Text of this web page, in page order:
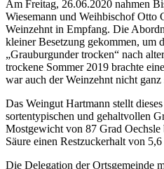
Am Freitag, 26.06.2020 nahmen
Wiesemann und Weihbischof Otto
Weinzehnt in Empfang. Die
kleiner Besetzung gekommen, um
„Grauburgunder trocken“ nach
trockene Sommer 2019 brachte
war auch der Weinzehnt nicht
Das Weingut Hartmann stellt
sortentypischen und gehaltvollen
Mostgewicht von 87 Grad
Säure einen Restzuckerhalt von
Die Delegation der Ortsgemeinde